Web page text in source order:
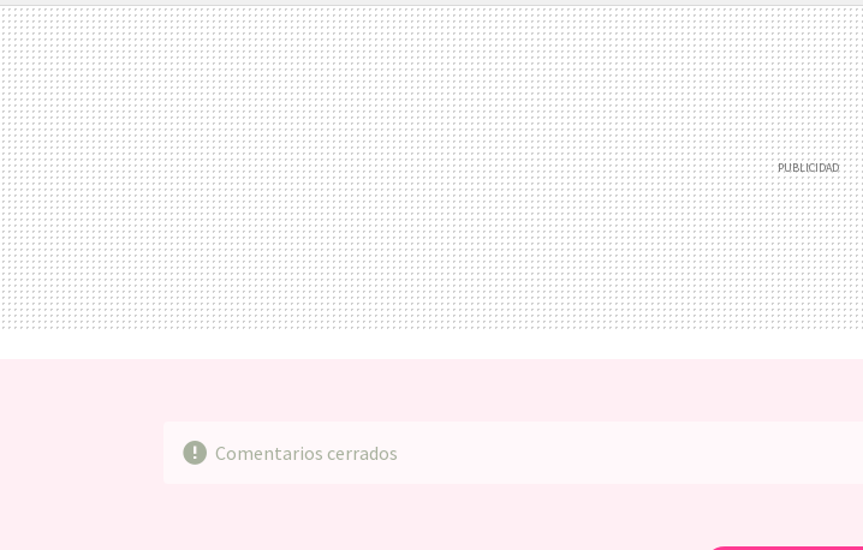
MAIL
Comentarios cerrados